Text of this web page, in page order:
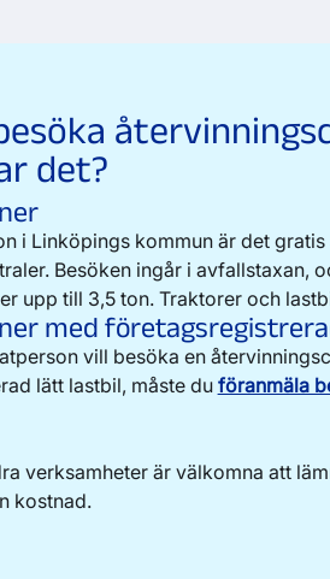
karta
kartan
Jord
Komposterbart
Betong, porslin,
det?
i Linköpings kommun är det
Besöken ingår i avfallstaxan,
upp till 3,5 ton. Traktorer och
med
vill besöka en
lätt lastbil, måste du föranmäla
verksamheter är välkomna att
kostnad.